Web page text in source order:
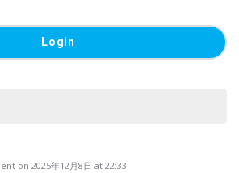
on 2025年12月8日 at 22:33